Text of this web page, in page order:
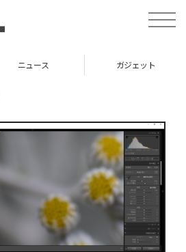
toggle
ニュース ガジェット